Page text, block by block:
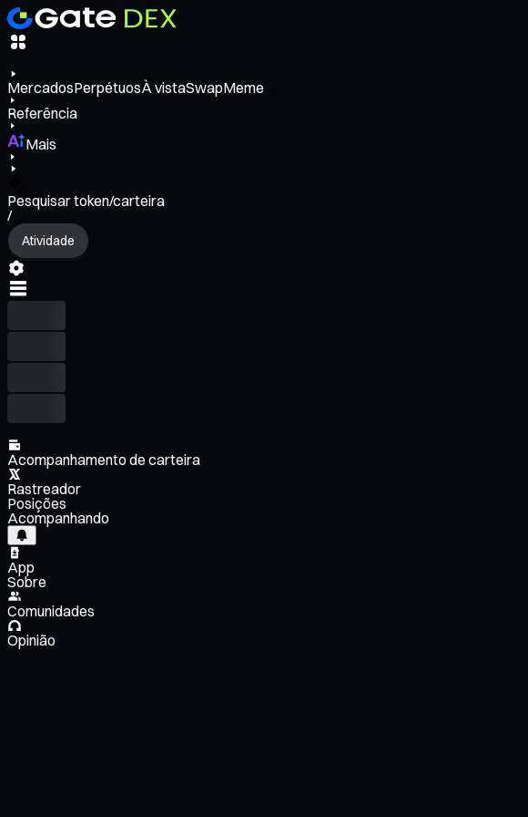
MercadosPerpétuosÀ vistaSwapMeme
Referência
Mais
Pesquisar token/carteira
/
Atividade
Acompanhamento de carteira
Rastreador
Posições
Acompanhando
App
Sobre
Comunidades
Opinião